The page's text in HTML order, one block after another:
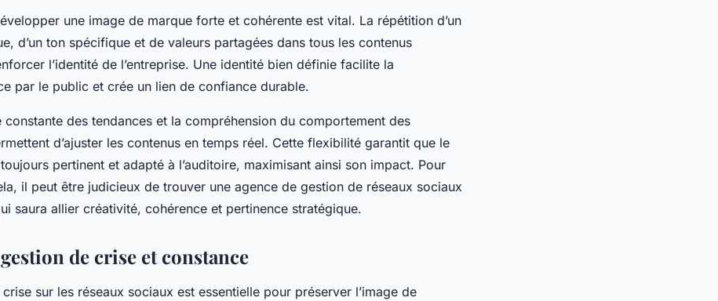
une image de marque forte et cohérente est vital. La répétition d’un
d’un ton spécifique et de valeurs partagées dans tous les contenus
l’identité de l’entreprise. Une identité bien définie facilite la
par le public et crée un lien de confiance durable.
constante des tendances et la compréhension du comportement des
d’ajuster les contenus en temps réel. Cette flexibilité garantit que le
pertinent et adapté à l’auditoire, maximisant ainsi son impact. Pour
il peut être judicieux de trouver une agence de gestion de réseaux sociaux
saura allier créativité, cohérence et pertinence stratégique.
de crise et constance
sur les réseaux sociaux est essentielle pour préserver l’image de